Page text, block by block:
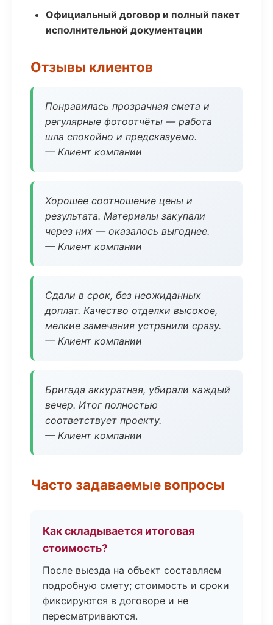
Официальный договор и полный пакет
исполнительной документации
Отзывы клиентов
Понравилась прозрачная смета и
регулярные фотоотчёты — работа
шла спокойно и предсказуемо.
— Клиент компании
Хорошее соотношение цены и
результата. Материалы закупали
через них — оказалось выгоднее.
— Клиент компании
Сдали в срок, без неожиданных
доплат. Качество отделки высокое,
мелкие замечания устранили сразу.
— Клиент компании
Бригада аккуратная, убирали каждый
вечер. Итог полностью
соответствует проекту.
— Клиент компании
Часто задаваемые вопросы
Как складывается итоговая
стоимость?
После выезда на объект составляем
подробную смету; стоимость и сроки
фиксируются в договоре и не
пересматриваются.